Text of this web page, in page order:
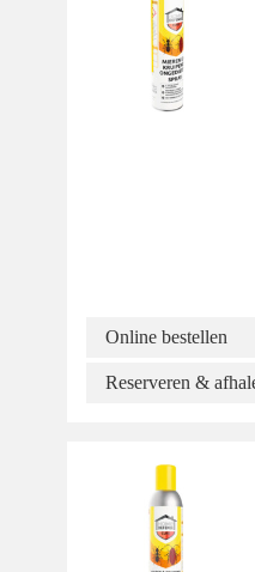
Online bestellen
Reserveren &